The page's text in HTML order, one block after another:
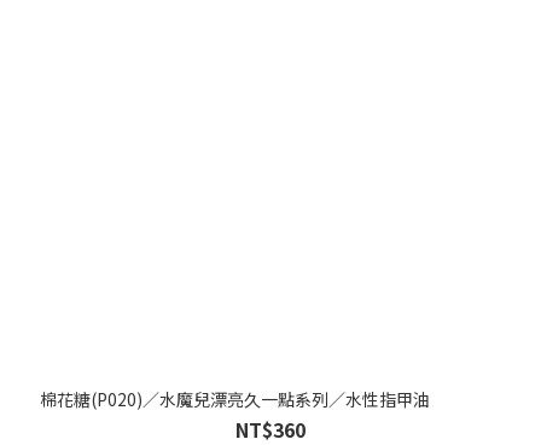
棉花糖(P020)／水魔兒漂亮久一點系列／水性指甲油
NT$360